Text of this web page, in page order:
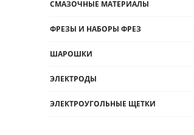
СМАЗОЧНЫЕ МАТЕРИАЛЫ
ФРЕЗЫ И НАБОРЫ ФРЕЗ
ШАРОШКИ
ЭЛЕКТРОДЫ
ЭЛЕКТРОУГОЛЬНЫЕ ЩЕТКИ